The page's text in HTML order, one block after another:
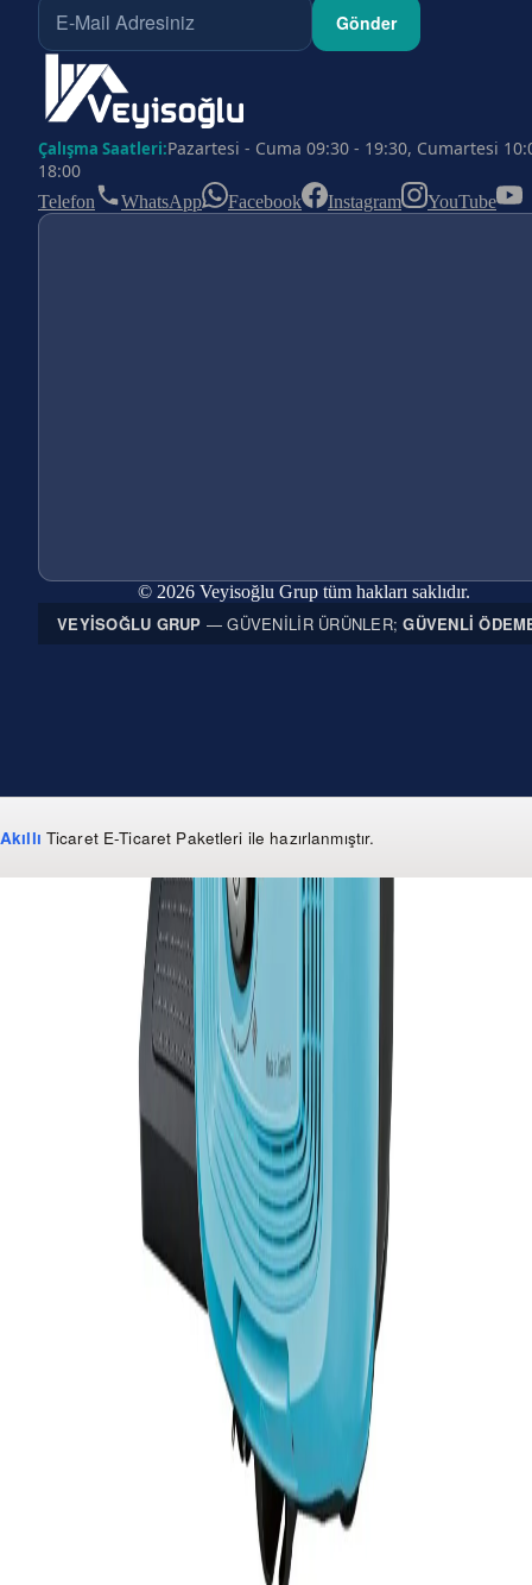
Gönder
Çalışma Saatleri:Pazartesi - Cuma 09:30 - 19:30, Cumartesi
18:00
Telefon WhatsApp Facebook Instagram YouTube
© 2026 Veyisoğlu Grup tüm hakları saklıdır.
VEYISOĞLU GRUP — GÜVENILIR ÜRÜNLER;GÜVENLI
Akıllı Ticaret E-Ticaret Paketleri ile hazırlanmıştır.